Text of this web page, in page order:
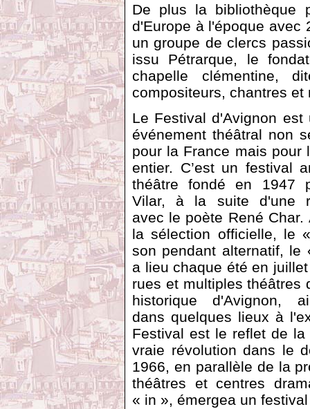
De plus la bibliothèque
d'Europe à l'époque avec
un groupe de clercs
issu Pétrarque, le
chapelle clémentine,
compositeurs, chantres et
Le Festival d'Avignon est
événement théâtral non
pour la France mais pour
entier. C’est un festival
théâtre fondé en 1947
Vilar, à la suite d'une
avec le poète René Char.
la sélection officielle, le
son pendant alternatif, le
a lieu chaque été en
rues et multiples théâtres
historique d'Avignon,
dans quelques lieux à
Festival est le reflet de
vraie révolution dans le
1966, en parallèle de la
théâtres et centres
« in », émergea un